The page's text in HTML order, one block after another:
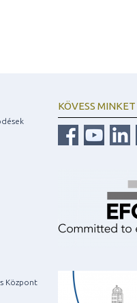
Központ
KÖVESS MINKET